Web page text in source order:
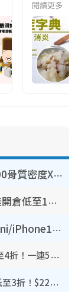
閱讀更多
港大推賽馬會強化骨骼計劃！$100骨質密度X光檢查 完成免費運動訓練送超市禮券！附參加資格
開倉優惠 | 尖沙咀海港城名牌波鞋開倉低至1折！On鞋$899起／Joy&Peace鞋履$98起
豐澤優惠勁減低至44折！Mac mini/iPhone17Pro大減價！廚房家電$220起
開倉優惠｜尖沙咀名牌行李箱開倉低至4折！一連5日 American Tourister/ace./Hallmark $200起！
廚具開倉｜特福Tefal廚具/家電開倉低至3折！$220起買平底鍋/炒鑊/湯煲！電飯煲/吸塵機/燙斗$418起